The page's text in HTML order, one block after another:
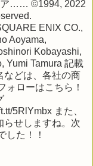
ア…… ©1994, 2022
ENIX CO.,
Aoyama,
Kobayashi,
Yumi Tamura 記載
などは、各社の商
ォローはこちら！
5RlYmbx また、
らせしますね。次
した！！